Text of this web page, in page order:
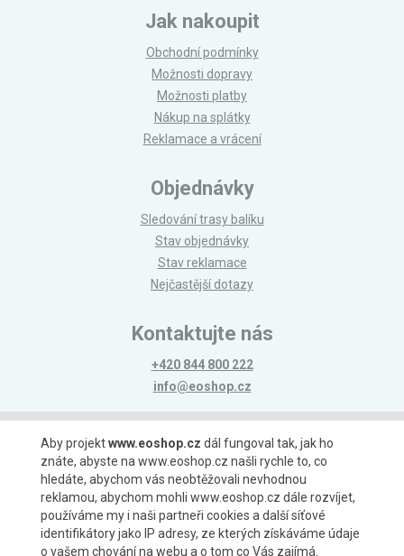
Jak nakoupit
Obchodní podmínky
Možnosti dopravy
Možnosti platby
Nákup na splátky
Reklamace a vrácení
Objednávky
Sledování trasy balíku
Stav objednávky
Stav reklamace
Nejčastější dotazy
Kontaktujte nás
+420 844 800 222
info@eoshop.cz
Možnosti platby
Možnosti dopravy
Aby projektwww.eoshop.cz dál fungoval tak, jak ho
znáte, abyste na www.eoshop.cz našli rychle to, co
hledáte, abychom vás neobtěžovali nevhodnou
reklamou, abychom mohli www.eoshop.cz dále rozvíjet,
používáme my i naši partneři cookies a další síťové
identifikátory jako IP adresy, ze kterých získáváme údaje
o vašem chování na webu a o tom co Vás zajímá.